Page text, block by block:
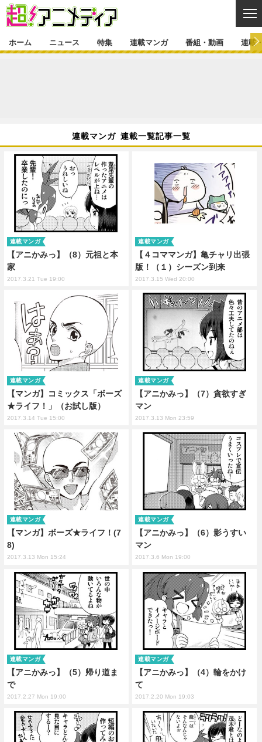
映画 音楽
グッズ イベント
声優 コスプレ
舞台 新帝スタ
インタビュー レポート
ラキりす
連載マンガ一覧 連載一覧
番組・動画一覧 ラジオ
動画
連載・ブログ
連載・ブログ一覧 コラム
編集部ブログ・お知らせ
ホーム ニュース 特集 連載マンガ 番組・動画 連載
連載マンガ 連載一覧記事一覧
【アニかみっ】（8）元祖と本
家
連載マンガ
2017.3.21 Tue 19:00
【４コママンガ】亀チャリ出張
版！（１）シーズン到来
連載マンガ
2017.3.15 Wed 20:00
【マンガ】コミックス「ボーズ
★ライフ！」（お試し版）
連載マンガ
2017.3.14 Tue 15:00
【アニかみっ】（7）貪欲すぎ
マン
連載マンガ
2017.3.13 Mon 23:59
【マンガ】ボーズ★ライフ！(7
8)
連載マンガ
2017.3.13 Mon 15:24
【アニかみっ】（6）影うすい
マン
連載マンガ
2017.3.6 Mon 19:00
【アニかみっ】（5）帰り道ま
で
連載マンガ
2017.2.27 Mon 19:00
【アニかみっ】（4）輪をかけ
て
連載マンガ
2017.2.20 Mon 19:03